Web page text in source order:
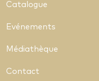
Catalogue
Evénements
Médiathèque
Contact